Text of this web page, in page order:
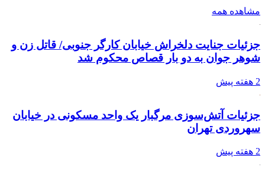
مشاهده همه
جزئیات جنایت دلخراش خیابان کارگر جنوبی/ قاتل زن و
شوهر جوان به دو بار قصاص محکوم شد
2 هفته پیش
جزئیات آتش‌سوزی مرگبار یک واحد مسکونی در خیابان
سهروردی تهران
2 هفته پیش